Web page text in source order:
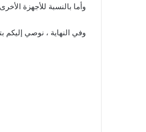
وأما بالنسبة للأجهزة
وفي النهاية ، نوصي إليكم